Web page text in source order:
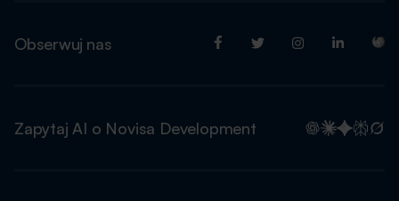
Obserwuj nas
Zapytaj AI o Novisa Development